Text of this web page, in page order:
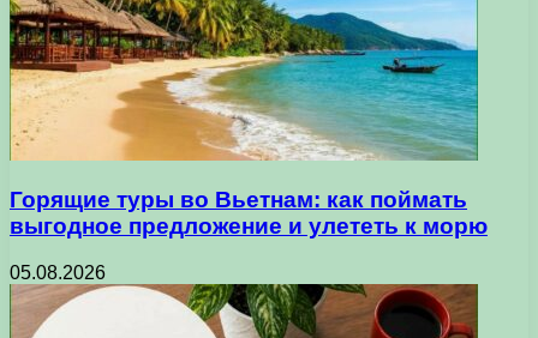
Горящие туры во Вьетнам: как поймать
выгодное предложение и улететь к морю
05.08.2026